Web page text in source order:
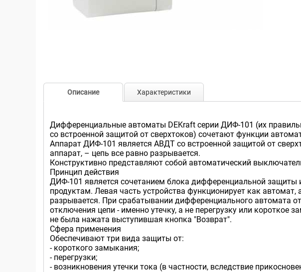
Описание Характеристики
Дифференциальные автоматы DEKraft серии ДИФ-101 (их
со встроенной защитой от сверхтоков) сочетают функции
Аппарат ДИФ-101 является АВДТ со встроенной защитой от
аппарат, – цепь все равно разрывается.
Конструктивно представляют собой автоматический
Принцип действия
ДИФ-101 является сочетанием блока дифференциальной защиты
продуктам. Левая часть устройства функционирует как
разрывается. При срабатывании дифференциального автомата
отключения цепи - именно утечку, а не перегрузку или короткое
не была нажата выступившая кнопка "Возврат".
Сфера применения
Обеспечивают три вида защиты от:
- короткого замыкания;
- перегрузки;
- возникновения утечки тока (в частности, вследствие